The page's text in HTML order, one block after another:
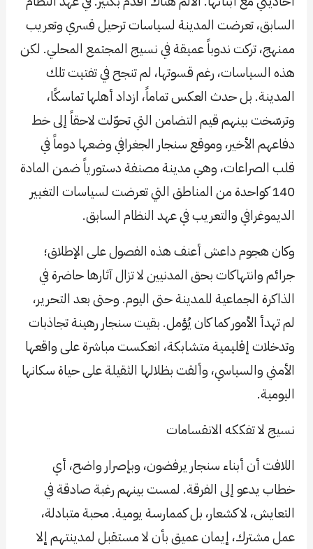
السابق، تعرضت المدينة لسياسات ترحيل قسري وتعريب
ممنهج، تركت ندوباً عميقة في نسيج المجتمع المحلي. لكن
هذه السياسات، رغم قسوتها، لم تنجح في تفتيت تلك
المدينة. بل حدث العكس تماماً، ازداد أهلها تماسكًا،
وترسّخت بينهم قيم التضامن التي تحوّلت لاحقاً إلى خط
دفاعهم الأخير، وموقع سنجار الجغرافي وضعها دوماً في
قلب الصراعات، وهي مدينة مصنفة دستورياً ضمن المادة
140 كواحدة من المناطق التي تعرضت لسياسات التغيير
الديموغرافي والتعريب في عهد النظام السابق.
وكان هجوم داعش أعنف هذه الفصول على الإطلاق؛
جرائم وانتهاكات بحق المدنيين لا تزال آثارها حاضرة في
الذاكرة الجماعية للمدينة حتى اليوم. وحتى بعد التحرير،
لم تهدأ الأمور كما كان يُؤمل. بقيت سنجار رهينة تجاذبات
وتدخلات إقليمية متشابكة، انعكست مباشرة على واقعها
الأمني والسياسي، وألقت بظلالها الثقيلة على حياة سكانها
اليومية.
نسيج لا تفككه الانقسامات
اللافت أن أبناء سنجار يرفضون، وبإصرار واضح، أي
خطاب يدعو إلى الفرقة. لمست بينهم رغبة صادقة في
التعايش، لا كشعار، بل كممارسة يومية. محبة متبادلة،
عمل مشترك، إيمان عميق بأن لا مستقبل لمدينتهم إلا